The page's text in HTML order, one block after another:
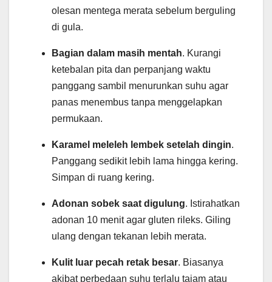
olesan mentega merata sebelum berguling
di gula.
Bagian dalam masih mentah. Kurangi
ketebalan pita dan perpanjang waktu
panggang sambil menurunkan suhu agar
panas menembus tanpa menggelapkan
permukaan.
Karamel meleleh lembek setelah dingin.
Panggang sedikit lebih lama hingga kering.
Simpan di ruang kering.
Adonan sobek saat digulung. Istirahatkan
adonan 10 menit agar gluten rileks. Giling
ulang dengan tekanan lebih merata.
Kulit luar pecah retak besar. Biasanya
akibat perbedaan suhu terlalu tajam atau